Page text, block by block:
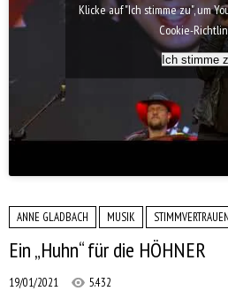
Klicke auf "Ich stimme zu", um
Cookie-
Ich stimme
ANNE GLADBACH MUSIK STIMMVERTRAUEN
Ein „Huhn“ für die HÖHNER
19/01/2021 5.432